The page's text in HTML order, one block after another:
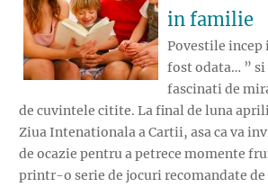
in familie
Povestile incep
fost odata… ”
fascinati de
de cuvintele citite. La final de luna
Ziua Intenationala a Cartii, asa ca va
de ocazie pentru a petrece momente
printr-o serie de jocuri recomandate